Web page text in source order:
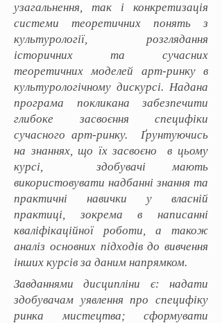
узагальнення, так і конкретизація
системи теоретичних понять з
культурології, розглядання
історичних та сучасних
теоретичних моделей арт-ринку в
культурологічному дискурсі. Надана
програма покликана забезпечити
глибоке засвоєння специфіки
сучасного арт-ринку. Ґрунтуючись
на знаннях, що їх засвоєно в цьому
курсі, здобувачі мають
використовувати надбанні знання та
практичні навички у власній
практиці, зокрема в написанні
кваліфікаційної роботи, а також
аналіз основних підходів до вивчення
інших курсів за даним напрямком.
Завданнями дисципліни є: надати
здобувачам уявлення про специфіку
ринка мистецтва; сформувати